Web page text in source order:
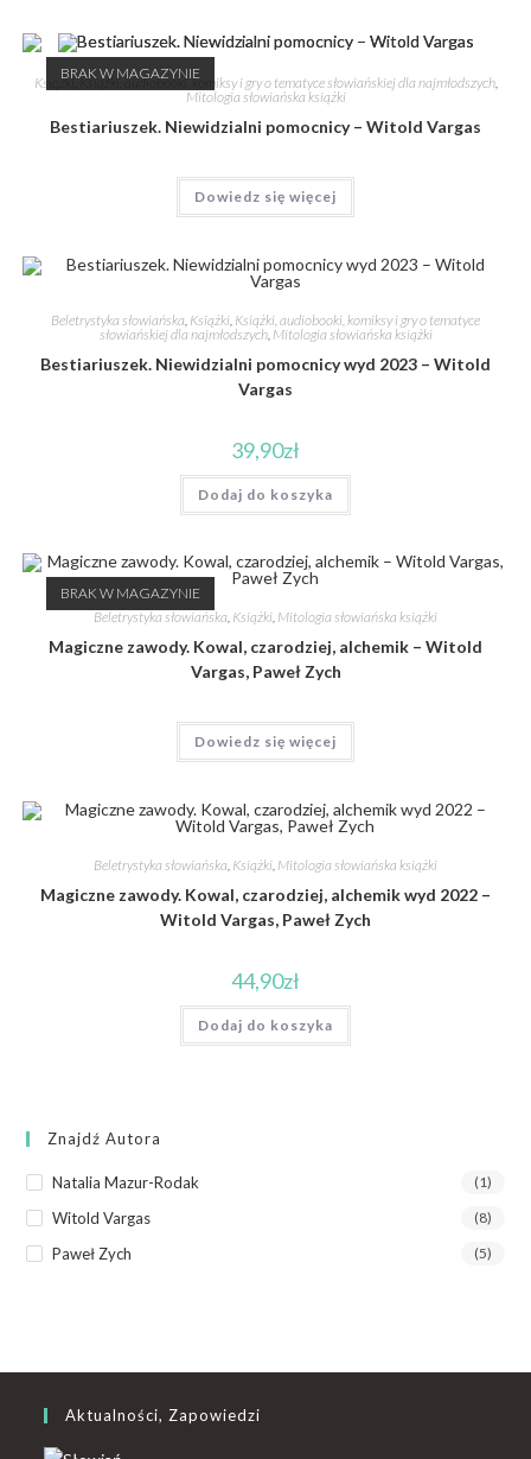
BRAK W MAGAZYNIE
Książki,Książki, audiobooki, komiksy i gry o tematyce słowiańskiej dla najmłodszych,
Mitologia słowiańska książki
Bestiariuszek. Niewidzialni pomocnicy – Witold Vargas
Dowiedz się więcej
Beletrystyka słowiańska Książki Książki, audiobooki, komiksy i gry o tematyce
słowiańskiej dla najmłodszych, Mitologia słowiańska książki
Bestiariuszek. Niewidzialni pomocnicy wyd 2023 – Witold
Vargas
39,90zł
Dodaj do koszyka
BRAK W MAGAZYNIE
Beletrystyka słowiańska, Książki, Mitologia słowiańska książki
Magiczne zawody. Kowal, czarodziej, alchemik – Witold
Vargas, Paweł Zych
Dowiedz się więcej
Beletrystyka słowiańska Książki Mitologia słowiańska książki
Magiczne zawody. Kowal, czarodziej, alchemik wyd 2022 –
Witold Vargas, Paweł Zych
44,90zł
Dodaj do koszyka
Znajdź Autora
Natalia Mazur-Rodak (1)
Witold Vargas (8)
Paweł Zych (5)
Aktualności, Zapowiedzi